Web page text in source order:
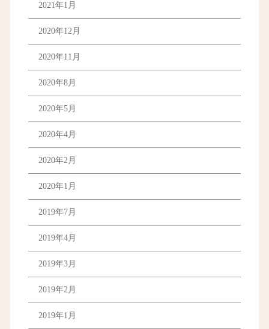
2021年1月
2020年12月
2020年11月
2020年8月
2020年5月
2020年4月
2020年2月
2020年1月
2019年7月
2019年4月
2019年3月
2019年2月
2019年1月